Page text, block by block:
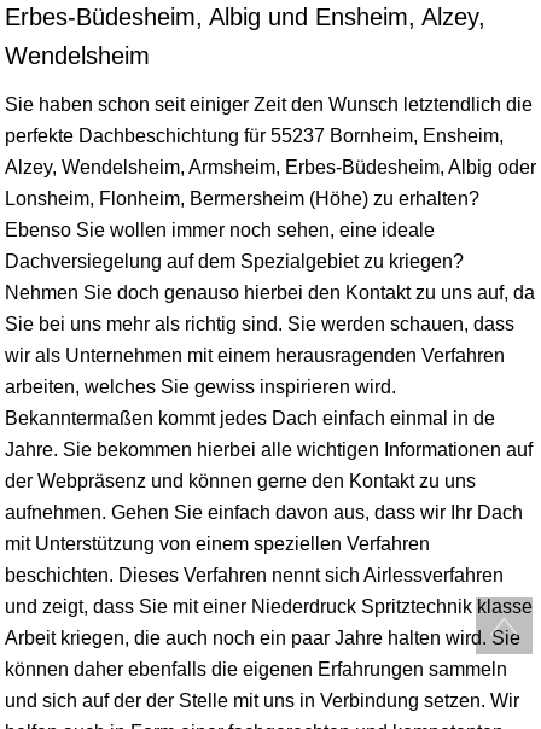
Erbes-Büdesheim, Albig und Ensheim, Alzey,
Wendelsheim
Sie haben schon seit einiger Zeit den Wunsch letztendlich die
perfekte Dachbeschichtung für 55237 Bornheim, Ensheim,
Alzey, Wendelsheim, Armsheim, Erbes-Büdesheim, Albig oder
Lonsheim, Flonheim, Bermersheim (Höhe) zu erhalten?
Ebenso Sie wollen immer noch sehen, eine ideale
Dachversiegelung auf dem Spezialgebiet zu kriegen?
Nehmen Sie doch genauso hierbei den Kontakt zu uns auf, da
Sie bei uns mehr als richtig sind. Sie werden schauen, dass
wir als Unternehmen mit einem herausragenden Verfahren
arbeiten, welches Sie gewiss inspirieren wird.
Bekanntermaßen kommt jedes Dach einfach einmal in de
Jahre. Sie bekommen hierbei alle wichtigen Informationen auf
der Webpräsenz und können gerne den Kontakt zu uns
aufnehmen. Gehen Sie einfach davon aus, dass wir Ihr Dach
mit Unterstützung von einem speziellen Verfahren
beschichten. Dieses Verfahren nennt sich Airlessverfahren
und zeigt, dass Sie mit einer Niederdruck Spritztechnik klasse
Arbeit kriegen, die auch noch ein paar Jahre halten wird. Sie
können daher ebenfalls die eigenen Erfahrungen sammeln
und sich auf der der Stelle mit uns in Verbindung setzen. Wir